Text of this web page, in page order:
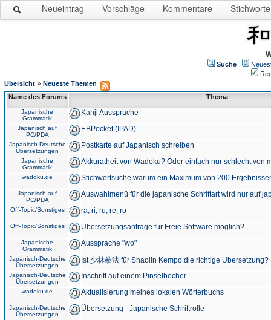
Neueintrag Vorschläge Kommentare Stichworte
Suche
Übersicht » Neueste Themen
Name des Forums
Thema
Japanische
Grammatik
Kanji Aussprache
Japanisch auf
PC/PDA
EBPocket (IPAD)
Japanisch-Deutsche
Übersetzungen
Postkarte auf Japanisch schreiben
Japanische
Grammatik
Akkuratheit von Wadoku? Oder einfach nur schlecht von
wadoku.de Stichwortsuche warum ein Maximum von 200
Japanisch auf
PC/PDA
Auswahlmenü für die japanische Schriftart wird nur auf
Off-Topic/Sonstiges ra, ri, ru, re, ro
Off-Topic/Sonstiges Übersetzungsanfrage für Freie Software möglich?
Japanische
Grammatik
Aussprache "wo"
Japanisch-Deutsche
Übersetzungen
Ist 少林拳法 für Shaolin Kempo die richtige Übersetzung?
Japanisch-Deutsche
Übersetzungen
Inschrift auf einem Pinselbecher
wadoku.de Aktualisierung meines lokalen Wörterbuchs
Japanisch-Deutsche
Übersetzungen
Übersetzung - Japanische Schriftrolle